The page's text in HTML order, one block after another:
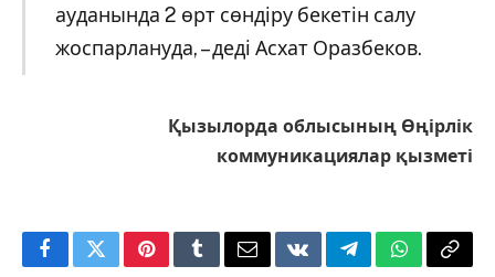
ауданында 2 өрт сөндіру бекетін салу
жоспарлануда, – деді Асхат Оразбеков.
Қызылорда облысының Өңірлік
коммуникациялар қызметі
FacebookTwitterPinterestTumblrEmailVKontakteTelegramWhatsApp
Copy